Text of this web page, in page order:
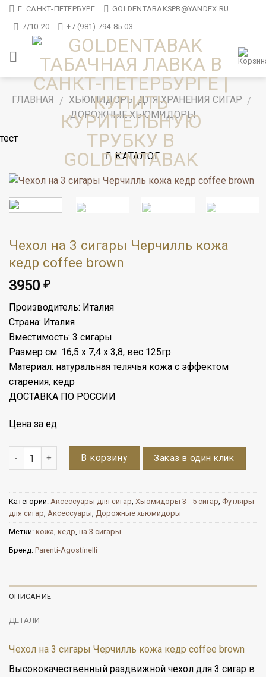
Skip Г. САНКТ-ПЕТЕРБУРГ
GOLDENTABAKSPB@YANDEX.RU
7/10-20
+7 (981) 794-85-03
ГЛАВНАЯ / ХЬЮМИДОРЫ ДЛЯ ХРАНЕНИЯ СИГАР /
ДОРОЖНЫЕ ХЬЮМИДОРЫ
тест
КАТАЛОГ
Чехол на 3 сигары Черчилль кожа
кедр coffee brown
3950 ₽
Производитель: Италия
Страна: Италия
Вместимость: 3 сигары
Размер см: 16,5 х 7,4 х 3,8, вес 125гр
Материал: натуральная телячья кожа с эффектом
старения, кедр
ДОСТАВКА ПО РОССИИ
Цена за ед.
Количество В корзину Заказ в один клик
Категорий: Аксессуары для сигар Хьюмидоры 3 - 5 сигар Футляры
для сигар Аксессуары Дорожные хьюмидоры
Метки: кожа кедр на 3 сигары
Бренд: Parenti-Agostinelli
ОПИСАНИЕ
ДЕТАЛИ
Чехол на 3 сигары Черчилль кожа кедр coffee brown
Высококачественный раздвижной чехол для 3 сигар в